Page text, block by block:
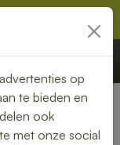
Bestellen
op
te bieden en
ook
met onze social